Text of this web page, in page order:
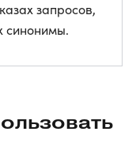
запросов,
синонимы.